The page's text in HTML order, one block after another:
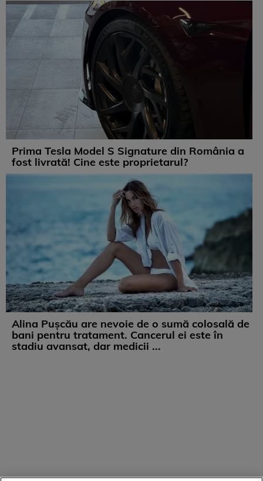
Prima Tesla Model S Signature din România a
fost livrată! Cine este proprietarul?
Alina Pușcău are nevoie de o sumă colosală de
bani pentru tratament. Cancerul ei este în
stadiu avansat, dar medicii ...